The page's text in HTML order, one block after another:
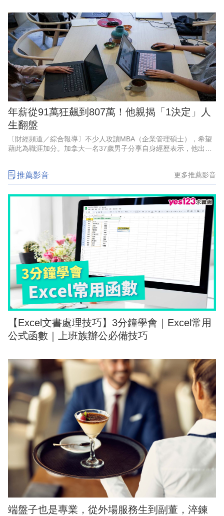
只要0
年薪從91萬狂飆到807萬！他親揭「1決定」人
生翻盤
〔財經頻道／綜合報導〕不少人攻讀MBA（企業管理碩士），希望
藉此為職涯加分。加拿大一名37歲男子分享自身經歷表示，他出身
推薦影音 更多推薦影音
【Excel文書處理技巧】3分鐘學會｜Excel常用
公式函數｜上班族辦公必備技巧
端盤子也是專業，從外場服務生到副董，淬鍊